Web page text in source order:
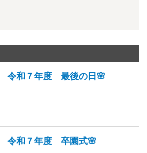
令和７年度 最後の日🌸
令和７年度 卒園式🌸